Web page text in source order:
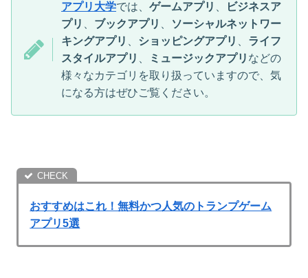
アプリ大学では、 ゲームアプリ 、
ビジネスア
プリ 、 ブックアプリ 、
ソーシャルネットワー
キングアプリ 、 ショッピングアプリ 、 ライフ
スタイルアプリ 、 ミュージックアプリ などの
様々なカテゴリを取り扱っていますので、気
になる方はぜひご覧ください。
おすすめはこれ！無料かつ人気のトランプゲーム
アプリ5選